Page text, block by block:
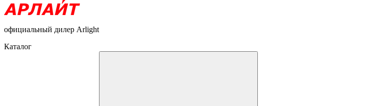
официальный дилер Arlight
Каталог